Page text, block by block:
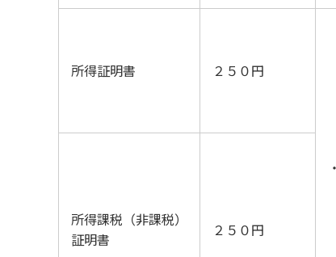
所得証明書 ２５０円
所得課税（非課税）
証明書
２５０円